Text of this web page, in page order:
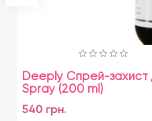
Deeply Спрей-
Spray (200 ml)
540 грн.